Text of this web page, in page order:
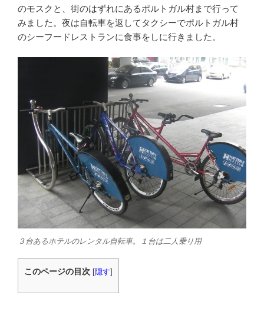
のモスクと、街のはずれにあるポルトガル村まで行って
みました。夜は自転車を返してタクシーでポルトガル村
のシーフードレストランに食事をしに行きました。
３台あるホテルのレンタル自転車。１台は二人乗り用
このページの目次 [隠す]